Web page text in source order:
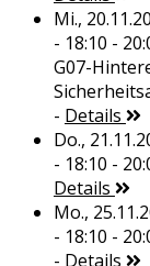
Mi.,
- 18:10 -
G07-
- Details
Do.,
- 18:10 -
Details
Mo.,
- 18:10 -
- Details